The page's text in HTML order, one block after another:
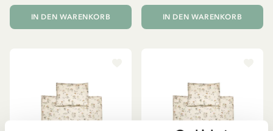
IN DEN WARENKORB IN DEN WARENKORB